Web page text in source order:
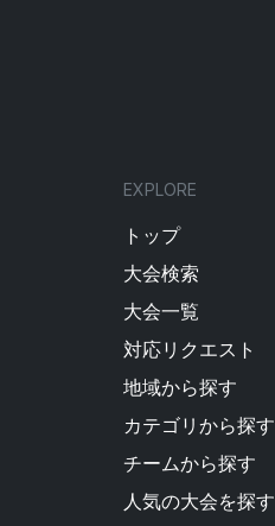
EXPLORE
トップ
大会検索
大会一覧
対応リクエスト
地域から探す
カテゴリから探す
チームから探す
人気の大会を探す